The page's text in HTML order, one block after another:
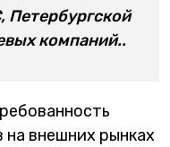
компаний..
на внешних рынках